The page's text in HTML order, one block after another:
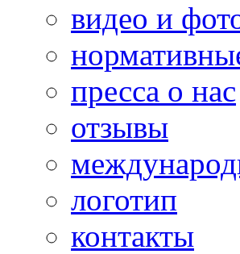
видео и
пресса о нас
отзывы
логотип
контакты